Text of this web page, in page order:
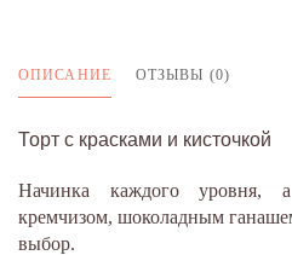
ОПИСАНИЕ ОТЗЫВЫ (0)
Торт с красками и кисточкой
Начинка каждого уровня,
кремчизом, шоколадным
выбор.